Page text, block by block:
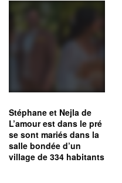
Stéphane et Nejla de
L’amour est dans le pré
se sont mariés dans la
salle bondée d’un
village de 334 habitants